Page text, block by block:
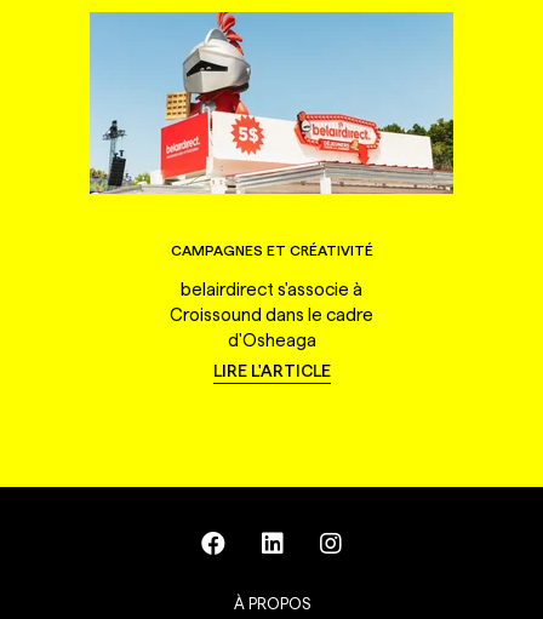
CAMPAGNES ET CRÉATIVITÉ
belairdirect s'associe à
Croissound dans le cadre
d'Osheaga
LIRE L'ARTICLE
À PROPOS